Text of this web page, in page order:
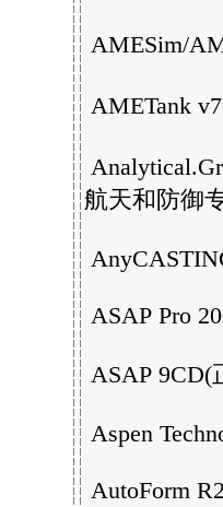
AMESim/
AMETank
航天和防御
ASAP Pro
ASAP 9CD(
Aspen
AutoForm